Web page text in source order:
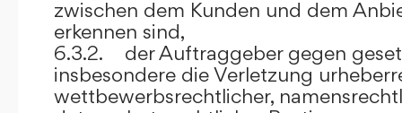
zwischen dem Kunden und dem
erkennen sind,
6.3.2. der Auftraggeber gegen
insbesondere die Verletzung
wettbewerbsrechtlicher,